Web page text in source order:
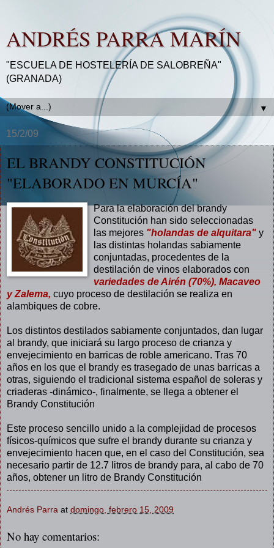
ANDRÉS PARRA MARÍN
"ESCUELA DE HOSTELERÍA DE SALOBREÑA"
(GRANADA)
▼
15/2/09
EL BRANDY CONSTITUCIÓN
"ELABORADO EN MURCÍA"
Para la elaboración del brandy
Constitución han sido seleccionadas
las mejores "holandas de alquitara" y
las distintas holandas sabiamente
conjuntadas, procedentes de la
destilación de vinos elaborados con
variedades de Airén (70%), Macaveo
y Zalema, cuyo proceso de destilación se realiza en
alambiques de cobre.
Los distintos destilados sabiamente conjuntados, dan lugar
al brandy, que iniciará su largo proceso de crianza y
envejecimiento en barricas de roble americano. Tras 70
años en los que el brandy es trasegado de unas barricas a
otras, siguiendo el tradicional sistema español de soleras y
criaderas -dinámico-, finalmente, se llega a obtener el
Brandy Constitución
Este proceso sencillo unido a la complejidad de procesos
físicos-químicos que sufre el brandy durante su crianza y
envejecimiento hacen que, en el caso del Constitución, sea
necesario partir de 12.7 litros de brandy para, al cabo de 70
años, obtener un litro de Brandy Constitución
Andrés Parra at domingo, febrero 15, 2009
No hay comentarios: